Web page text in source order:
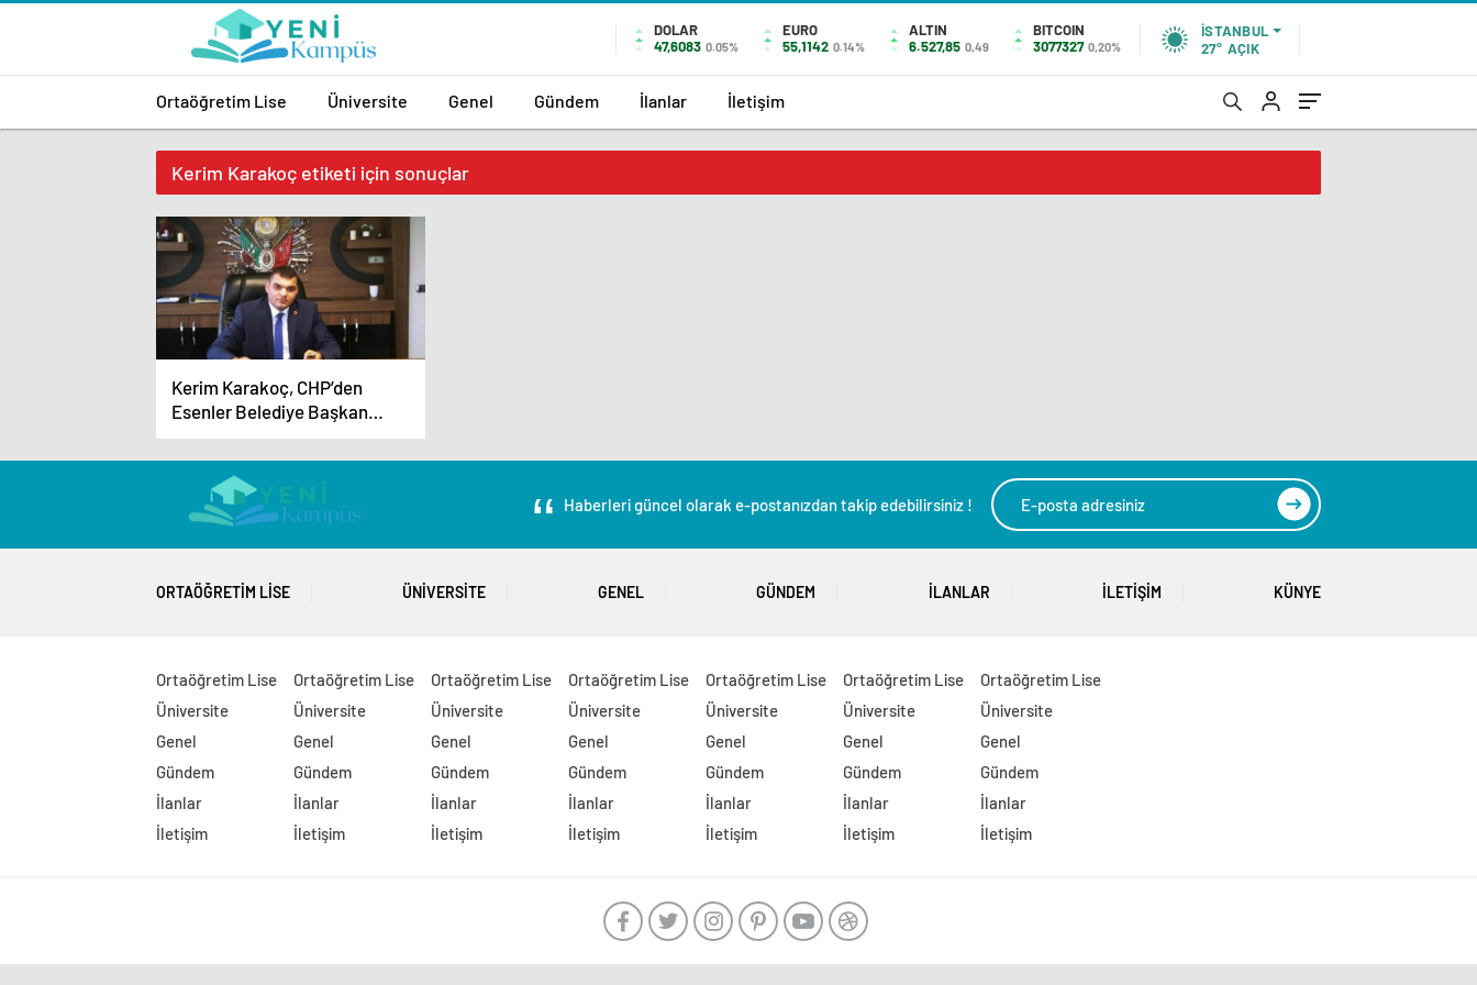
DOLAR
47,6083 0.05%
EURO
55,1142 0.14%
ALTIN
6.527,85 0,49
BITCOIN
3077327 0,20%
İSTANBUL
27° AÇIK
Ortaöğretim Lise Üniversite Genel Gündem İlanlar İletişim
Kerim Karakoç etiketi için sonuçlar
Kerim Karakoç, CHP’den
Esenler Belediye Başkan
Aday Adayı olduğunu açıkladı
Haberleri güncel olarak e-postanızdan takip edebilirsiniz !
ORTAÖĞRETIM LISE ÜNIVERSITE GENEL GÜNDEM İLANLAR İLETIŞIM KÜNYE
Ortaöğretim Lise
Üniversite
Genel
Gündem
İlanlar
İletişim
Ortaöğretim Lise
Üniversite
Genel
Gündem
İlanlar
İletişim
Ortaöğretim Lise
Üniversite
Genel
Gündem
İlanlar
İletişim
Ortaöğretim Lise
Üniversite
Genel
Gündem
İlanlar
İletişim
Ortaöğretim Lise
Üniversite
Genel
Gündem
İlanlar
İletişim
Ortaöğretim Lise
Üniversite
Genel
Gündem
İlanlar
İletişim
Ortaöğretim Lise
Üniversite
Genel
Gündem
İlanlar
İletişim